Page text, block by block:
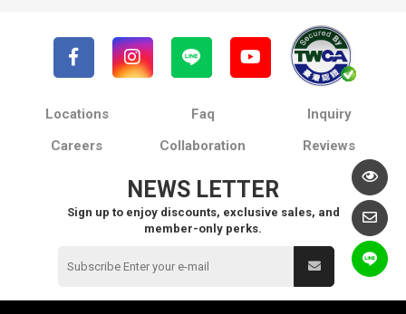
Locations Faq
Inquiry
Careers
Collaboration Reviews
NEWS LETTER
Sign up to enjoy discounts, exclusive sales, and
member-only perks.